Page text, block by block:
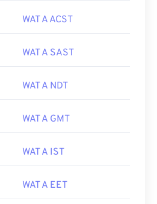
WAT A ACST
WAT A SAST
WAT A NDT
WAT A GMT
WAT A IST
WAT A EET